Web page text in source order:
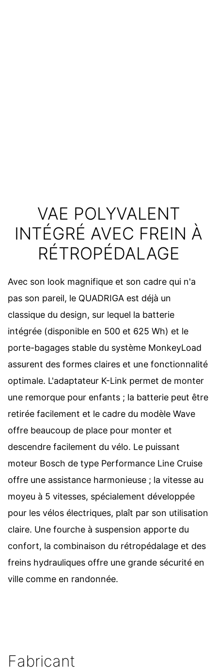
VAE POLYVALENT
INTÉGRÉ AVEC FREIN À
RÉTROPÉDALAGE
Avec son look magnifique et son cadre qui n'a
pas son pareil, le QUADRIGA est déjà un
classique du design, sur lequel la batterie
intégrée (disponible en 500 et 625 Wh) et le
porte-bagages stable du système MonkeyLoad
assurent des formes claires et une fonctionnalité
optimale. L'adaptateur K-Link permet de monter
une remorque pour enfants ; la batterie peut être
retirée facilement et le cadre du modèle Wave
offre beaucoup de place pour monter et
descendre facilement du vélo. Le puissant
moteur Bosch de type Performance Line Cruise
offre une assistance harmonieuse ; la vitesse au
moyeu à 5 vitesses, spécialement développée
pour les vélos électriques, plaît par son utilisation
claire. Une fourche à suspension apporte du
confort, la combinaison du rétropédalage et des
freins hydrauliques offre une grande sécurité en
ville comme en randonnée.
Fabricant